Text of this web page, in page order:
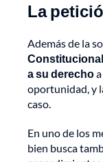
La
Además de la
a su derecho
oportunidad, y
caso.
En uno de los
bien busca